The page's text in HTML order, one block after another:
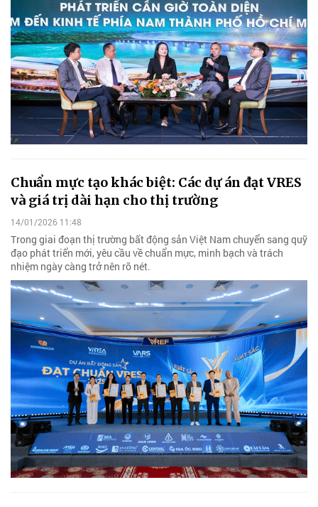
Chuẩn mực tạo khác biệt: Các dự án đạt VRES
và giá trị dài hạn cho thị trường
14/01/2026 11:48
Trong giai đoạn thị trường bất động sản Việt Nam chuyển sang quỹ
đạo phát triển mới, yêu cầu về chuẩn mực, minh bạch và trách
nhiệm ngày càng trở nên rõ nét.